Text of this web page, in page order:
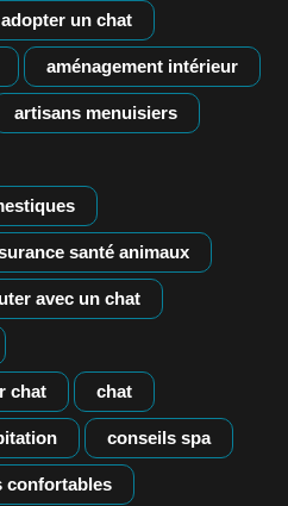
adopter un chat
aménagement intérieur
artisans menuisiers
santé animaux
avec un chat
chat chat
conseils spa
confortables